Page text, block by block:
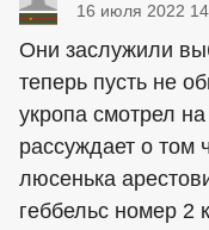
16 июля 2022
Они заслужили
теперь пусть не
укропа смотрел
рассуждает о том
люсенька
геббельс номер 2